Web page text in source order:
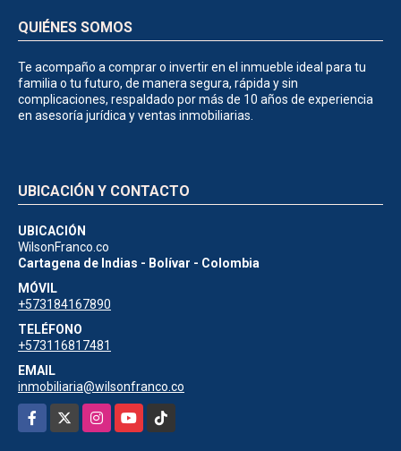
QUIÉNES SOMOS
Te acompaño a comprar o invertir en el inmueble ideal para tu
familia o tu futuro, de manera segura, rápida y sin
complicaciones, respaldado por más de 10 años de experiencia
en asesoría jurídica y ventas inmobiliarias.
UBICACIÓN Y CONTACTO
UBICACIÓN
WilsonFranco.co
Cartagena de Indias - Bolívar - Colombia
MÓVIL
+573184167890
TELÉFONO
+573116817481
EMAIL
inmobiliaria@wilsonfranco.co
Facebook
InstagramYouTubeTikTok